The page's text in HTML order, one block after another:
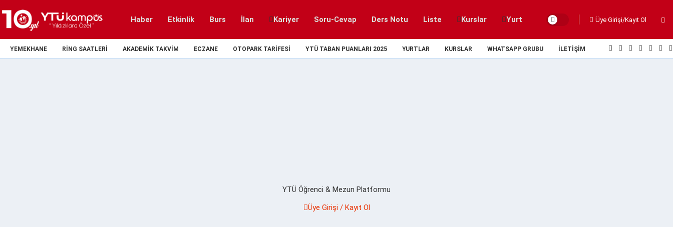
Haber Etkinlik Burs İlan Kariyer Soru-Cevap Ders Notu Liste Kurslar Yurt Üye Girişi/Kayıt Ol
YEMEKHANE RING SAATLERI AKADEMIK TAKVIM ECZANE OTOPARK TARIFESI YTÜ TABAN PUANLARI 2025 YURTLAR KURSLAR WHATSAPP GRUBU İLETIŞIM
YTÜ Öğrenci & Mezun Platformu
Üye Girişi / Kayıt Ol